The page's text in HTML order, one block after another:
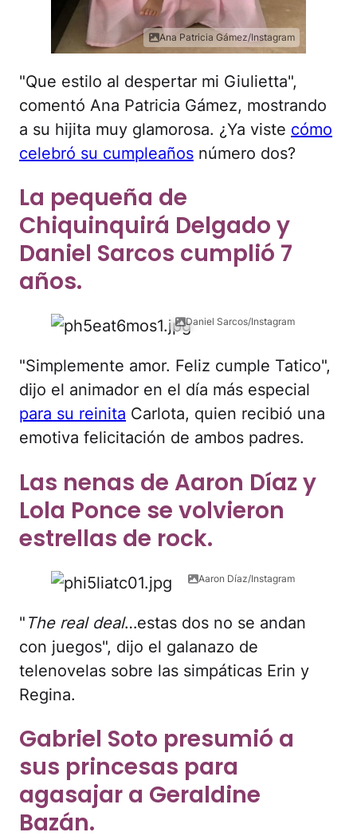
Ana Patricia Gámez/Instagram
"Que estilo al despertar mi Giulietta",
comentó Ana Patricia Gámez, mostrando
a su hijita muy glamorosa. ¿Ya viste cómo
celebró su cumpleaños número dos?
La pequeña de
Chiquinquirá Delgado y
Daniel Sarcos cumplió 7
años.
Daniel Sarcos/Instagram
"Simplemente amor. Feliz cumple Tatico",
dijo el animador en el día más especial
para su reinita Carlota, quien recibió una
emotiva felicitación de ambos padres.
Las nenas de Aaron Díaz y
Lola Ponce se volvieron
estrellas de rock.
Aaron Díaz/Instagram
" The real deal…estas dos no se andan
con juegos", dijo el galanazo de
telenovelas sobre las simpáticas Erin y
Regina.
Gabriel Soto presumió a
sus princesas para
agasajar a Geraldine
Bazán.